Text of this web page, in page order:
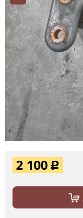
2 100 Р